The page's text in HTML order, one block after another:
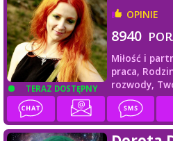
TERAZ DOSTĘPNY
OPINIE
8940
Miłość i
praca,
rozwody,